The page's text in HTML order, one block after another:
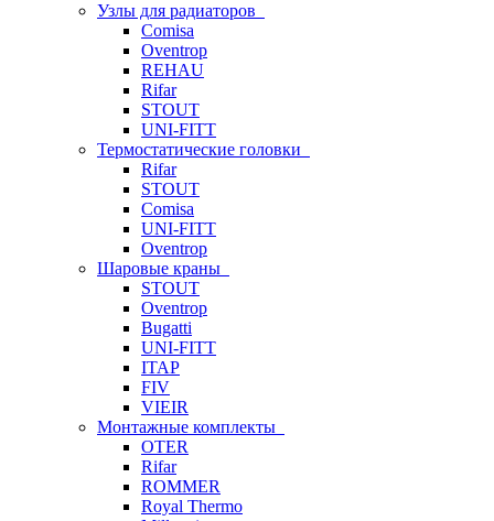
Узлы для радиаторов
Comisa
Oventrop
REHAU
Rifar
STOUT
UNI-FITT
Термостатические головки
Rifar
STOUT
Comisa
UNI-FITT
Oventrop
Шаровые краны
STOUT
Oventrop
Bugatti
UNI-FITT
ITAP
FIV
VIEIR
Монтажные комплекты
OTER
Rifar
ROMMER
Royal Thermo